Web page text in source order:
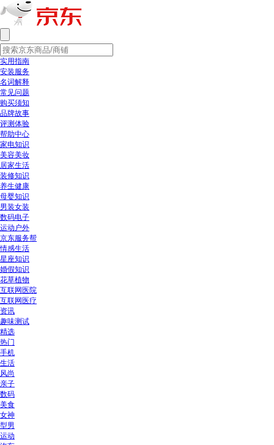
实用指南
安装服务
名词解释
常见问题
购买须知
品牌故事
评测体验
帮助中心
家电知识
美容美妆
居家生活
装修知识
养生健康
母婴知识
男装女装
数码电子
运动户外
京东服务帮
情感生活
星座知识
婚假知识
花草植物
互联网医院
互联网医疗
资讯
趣味测试
精选
热门
手机
生活
风尚
亲子
数码
美食
女神
型男
运动